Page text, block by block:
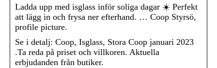
Ladda upp med isglass inför soliga dagar ☀️ Perfekt
att lägg in och frysa ner efterhand. … Coop Styrsö,
profile picture.
Se i detalj: Coop, Isglass, Stora Coop januari 2023
.Ta reda på priset och villkoren. Aktuella
erbjudanden från butiker.